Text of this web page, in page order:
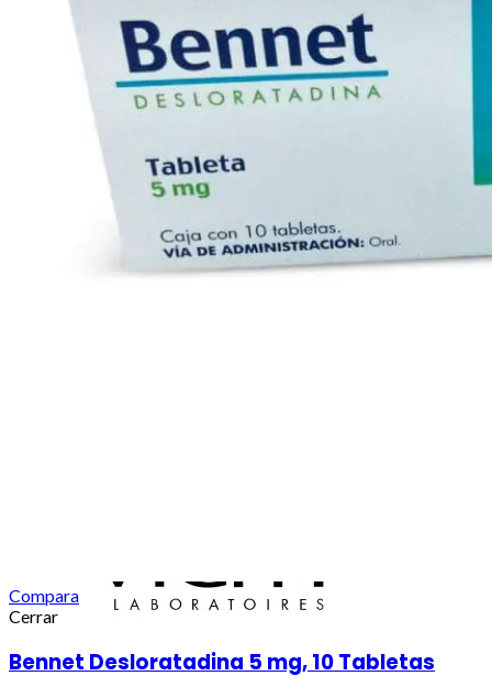
Compara
Cerrar
Bennet Desloratadina 5 mg, 10 Tabletas